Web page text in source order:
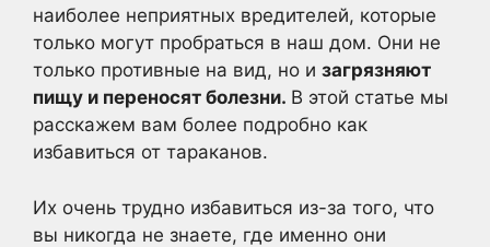
наиболее неприятных вредителей, которые
только могут пробраться в наш дом. Они не
только противные на вид, но и загрязняют
пищу и переносят болезни. В этой статье мы
расскажем вам более подробно как
избавиться от тараканов.
Их очень трудно избавиться из-за того, что
вы никогда не знаете, где именно они